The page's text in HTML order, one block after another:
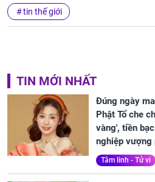
tin thế giới
TIN MỚI NHẤT
Đúng ngày
Phật Tổ che
vàng', tiền
nghiệp vượng
Tâm linh - Tử vi